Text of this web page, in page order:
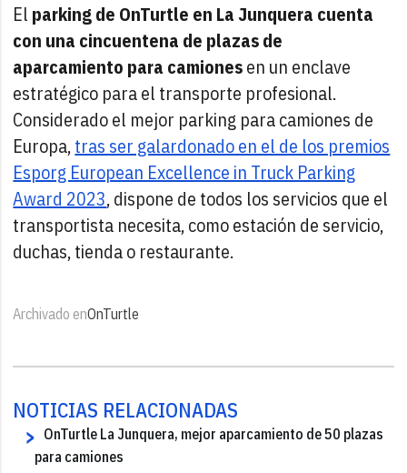
El parking de OnTurtle en La Junquera cuenta
con una cincuentena de plazas de
aparcamiento para camionesen un enclave
estratégico para el transporte profesional.
Considerado el mejor parking para camiones de
Europa,tras ser galardonado en el de los premios
Esporg European Excellence in Truck Parking
Award 2023, dispone de todos los servicios que el
transportista necesita, como estación de servicio,
duchas, tienda o restaurante.
Archivado enOnTurtle
NOTICIAS RELACIONADAS
OnTurtle La Junquera, mejor aparcamiento de 50 plazas
para camiones